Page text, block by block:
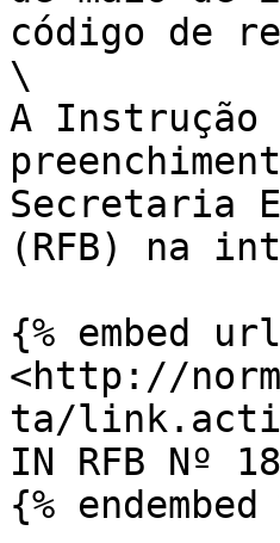
código de
\
A Instrução
Secretaria
(RFB) na
{% embed
<http://
ta/
IN RFB Nº
{% endembed